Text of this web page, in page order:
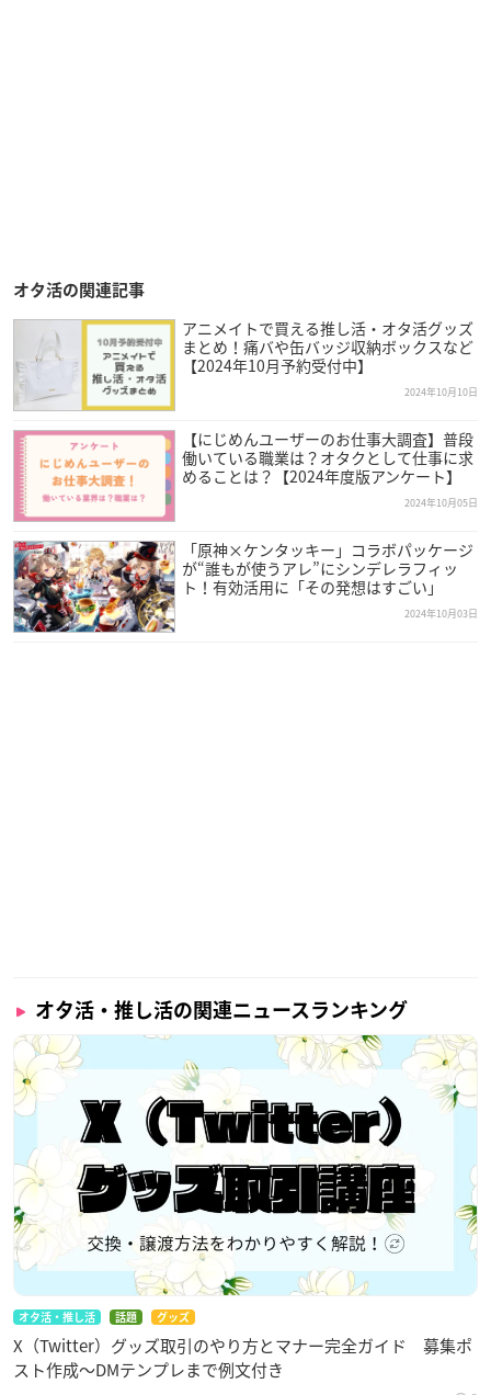
オタ活の関連記事
アニメイトで買える推し活・オタ活グッズ
まとめ！痛バや缶バッジ収納ボックスなど
【2024年10月予約受付中】
2024年10月10日
【にじめんユーザーのお仕事大調査】普段
働いている職業は？オタクとして仕事に求
めることは？【2024年度版アンケート】
2024年10月05日
「原神×ケンタッキー」コラボパッケージ
が“誰もが使うアレ”にシンデレラフィッ
ト！有効活用に「その発想はすごい」
2024年10月03日
オタ活・推し活の関連ニュースランキング
オタ活・推し活 話題 グッズ
X（Twitter）グッズ取引のやり方とマナー完全ガイド 募集ポ
スト作成〜DMテンプレまで例文付き